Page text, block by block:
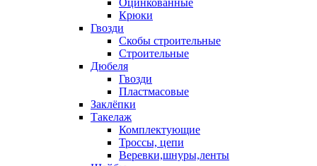
Оцинкованные
Крюки
Гвозди
Скобы строительные
Строительные
Дюбеля
Гвозди
Пластмасовые
Заклёпки
Такелаж
Комплектующие
Троссы, цепи
Веревки,шнуры,ленты